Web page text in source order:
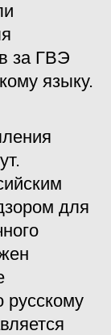
за ГВЭ
языку.
для
русскому